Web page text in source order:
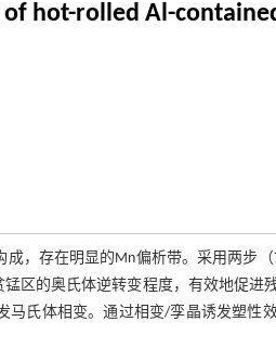
hot-rolled Al-
，存在明显的Mn偏析带。采用两步（
区的奥氏体逆转变程度，有效地促进
氏体相变。通过相变/孪晶诱发塑性